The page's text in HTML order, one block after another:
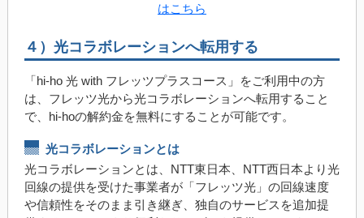
はこちら
４）光コラボレーションへ転用する
「hi-ho 光 with フレッツプラスコース」をご利用中の方
は、フレッツ光から光コラボレーションへ転用すること
で、hi-hoの解約金を無料にすることが可能です。
光コラボレーションとは
光コラボレーションとは、NTT東日本、NTT西日本より光
回線の提供を受けた事業者が「フレッツ光」の回線速度
や信頼性をそのまま引き継ぎ、独自のサービスを追加提